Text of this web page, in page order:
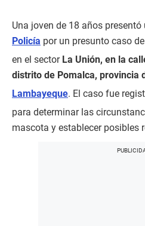
Una joven de 18 años
Policía por un presunto caso
en el sector La Unión, en la
distrito de Pomalca, provincia
Lambayeque. El caso fue
para determinar las
mascota y establecer posibles